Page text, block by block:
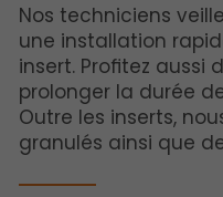
Nos techniciens
une installation
insert. Profitez aussi
prolonger la durée
Outre les inserts,
granulés ainsi que